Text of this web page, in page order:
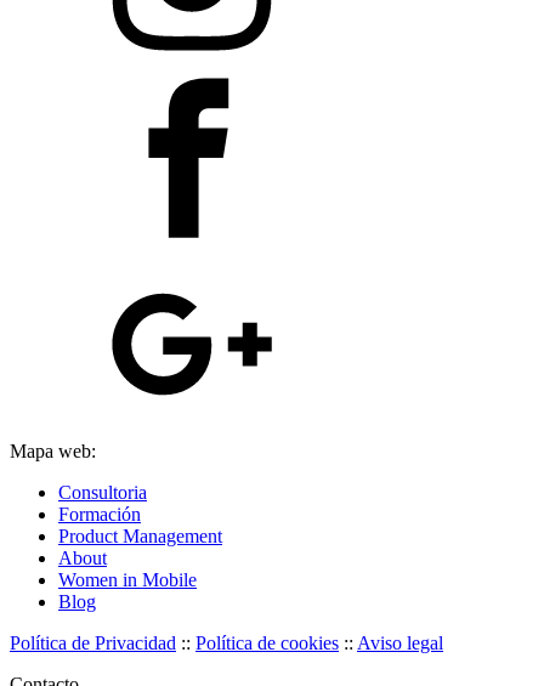
Mapa web:
Consultoria
Formación
Product Management
About
Women in Mobile
Blog
Política de Privacidad :: Política de cookies :: Aviso legal